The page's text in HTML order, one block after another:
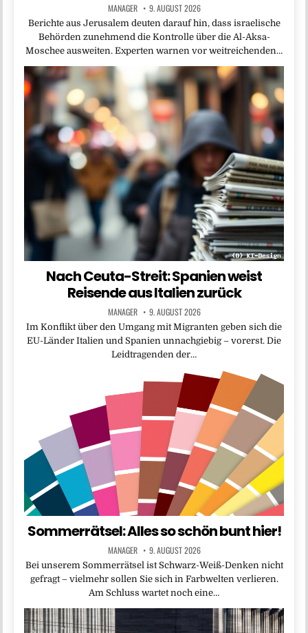
MANAGER 9. AUGUST 2026
Berichte aus Jerusalem deuten darauf hin, dass israelische
Behörden zunehmend die Kontrolle über die Al-Aksa-
Moschee ausweiten. Experten warnen vor weitreichenden…
Nach Ceuta-Streit: Spanien weist
Reisende aus Italien zurück
MANAGER 9. AUGUST 2026
Im Konflikt über den Umgang mit Migranten geben sich die
EU-Länder Italien und Spanien unnachgiebig – vorerst. Die
Leidtragenden der…
Sommerrätsel: Alles so schön bunt hier!
MANAGER 9. AUGUST 2026
Bei unserem Sommerrätsel ist Schwarz-Weiß-Denken nicht
gefragt – vielmehr sollen Sie sich in Farbwelten verlieren.
Am Schluss wartet noch eine…